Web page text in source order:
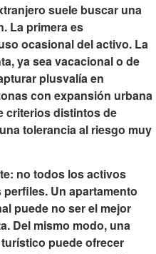
suele buscar una
La primera es
ocasional del activo. La
ya sea vacacional o de
plusvalía en
con expansión urbana
criterios distintos de
tolerancia al riesgo muy
no todos los activos
Un apartamento
puede no ser el mejor
Del mismo modo, una
puede ofrecer